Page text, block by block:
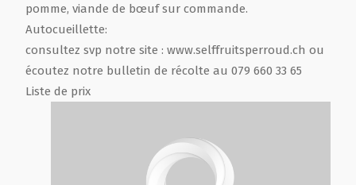
pomme, viande de bœuf sur commande.
Autocueillette:
consultez svp notre site : www.selffruitsperroud.ch ou
écoutez notre bulletin de récolte au 079 660 33 65
Liste de prix